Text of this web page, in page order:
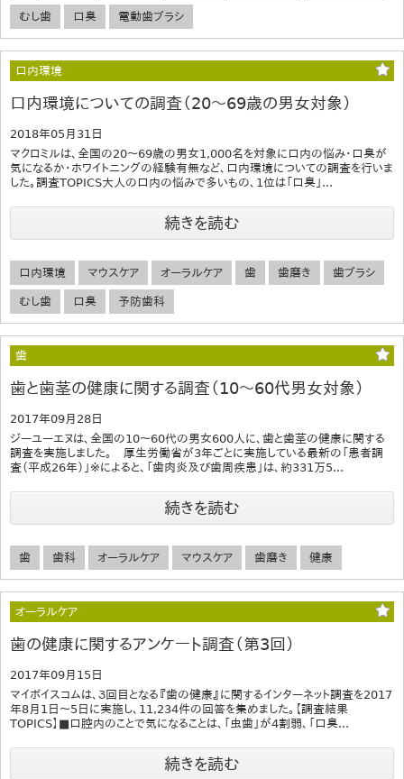
むし歯 口臭 電動歯ブラシ
口内環境
口内環境についての調査（20～69歳の男女対象）
2018年05月31日
マクロミルは、全国の20～69歳の男女1,000名を対象に口内の悩み・口臭が
気になるか・ホワイトニングの経験有無など、口内環境についての調査を行いま
した。調査TOPICS大人の口内の悩みで多いもの、1位は「口臭」...
続きを読む
口内環境 マウスケア オーラルケア 歯 歯磨き 歯ブラシ
むし歯 口臭 予防歯科
歯
歯と歯茎の健康に関する調査（10～60代男女対象）
2017年09月28日
ジーユーエヌは、全国の10～60代の男女600人に、歯と歯茎の健康に関する
調査を実施しました。 厚生労働省が3年ごとに実施している最新の「患者調
査（平成26年）」※によると、「歯肉炎及び歯周疾患」は、約331万5...
続きを読む
歯 歯科 オーラルケア マウスケア 歯磨き 健康
オーラルケア
歯の健康に関するアンケート調査（第3回）
2017年09月15日
マイボイスコムは、３回目となる『歯の健康』に関するインターネット調査を2017
年8月1日～5日に実施し、11,234件の回答を集めました。【調査結果
TOPICS】■口腔内のことで気になることは、「虫歯」が4割弱、「口臭...
続きを読む